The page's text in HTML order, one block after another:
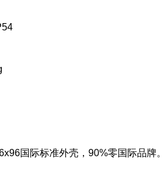
国际标准外壳，90%零国际品牌。